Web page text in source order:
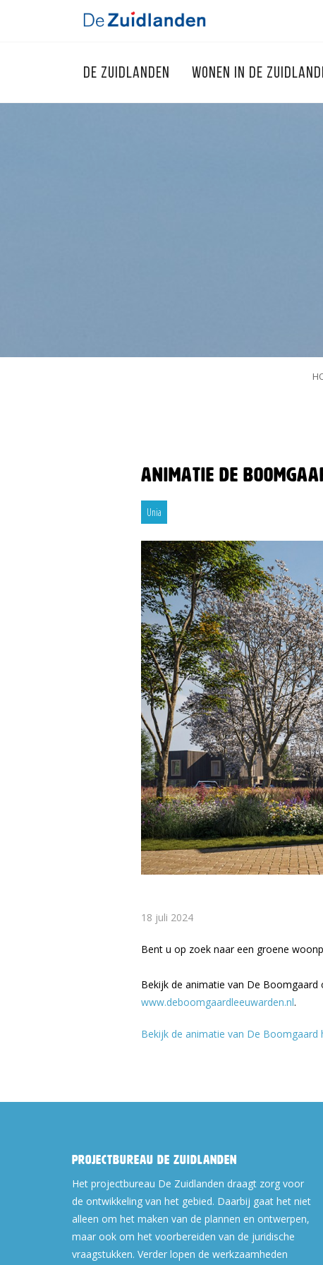
DE ZUIDLANDEN WONEN IN DE
Animatie De
Unia
18 juli 2024
Bent u op zoek naar een groene
Bekijk de animatie van De
www.deboomgaardleeuwarden.nl.
Bekijk de animatie van De Boomgaard
Projectbureau De Zuidlanden
Het projectbureau De Zuidlanden draagt zorg voor
de ontwikkeling van het gebied. Daarbij gaat het niet
alleen om het maken van de plannen en ontwerpen,
maar ook om het voorbereiden van de juridische
vraagstukken. Verder lopen de werkzaamheden